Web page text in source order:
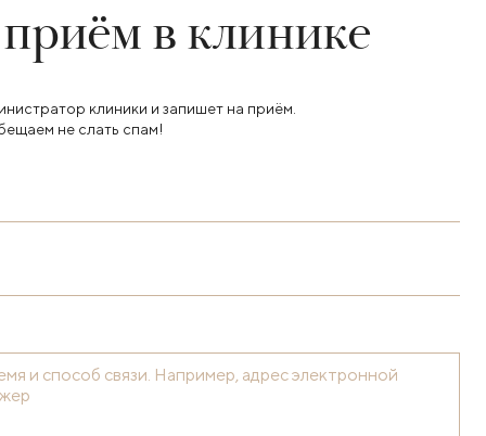
в клинике
клиники и запишет на приём.
не слать спам!